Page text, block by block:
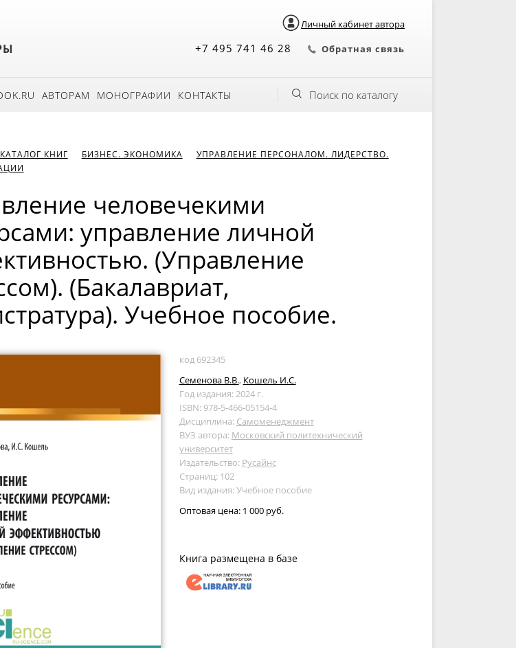
Личный кабинет автора
+7 495 741 46 28 Обратная связь
АВТОРАМ МОНОГРАФИИ КОНТАКТЫ Поиск по каталогу
КАТАЛОГ КНИГ БИЗНЕС. ЭКОНОМИКА
УПРАВЛЕНИЕ ПЕРСОНАЛОМ. ЛИДЕРСТВО.
человечекими
управление личной
(Управление
(Бакалавриат,
Учебное пособие.
код 692345
Семенова В.В., Кошель И.С.
Год издания: 2024 г.
ISBN: 978-5-466-05154-4
Дисциплина: Самоменеджмент
ВУЗ автора: Московский политехнический
университет
Издательство: Русайнс
Страниц: 102
Вид издания: Учебное пособие
Оптовая цена: 1 000 руб.
Книга размещена в базе